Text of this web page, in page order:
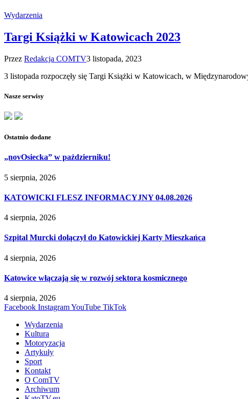
Wydarzenia
Targi Książki w Katowicach 2023
Przez Redakcja COMTV3 listopada, 2023
3 listopada rozpoczęły się Targi Książki w Katowicach, w
Nasze serwisy
Ostatnio dodane
„novOsiecka” w październiku!
5 sierpnia, 2026
KATOWICKI FLESZ INFORMACYJNY 04.08.2026
4 sierpnia, 2026
Szpital Murcki dołączył do Katowickiej Karty Mieszkańca
4 sierpnia, 2026
Katowice włączają się w rozwój sektora kosmicznego
4 sierpnia, 2026
Facebook InstagramYouTube TikTok
Wydarzenia
Kultura
Motoryzacja
Artykuły
Sport
Kontakt
O ComTV
Archiwum